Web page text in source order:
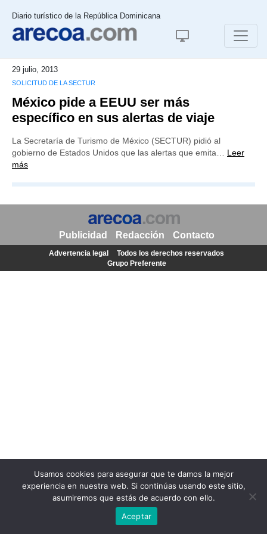
Diario turístico de la República Dominicana
29 julio, 2013
SOLICITUD DE LA SECTUR
México pide a EEUU ser más
específico en sus alertas de viaje
La Secretaría de Turismo de México (SECTUR) pidió al
gobierno de Estados Unidos que las alertas que emita… Leer
más
Usamos cookies para asegurar que te damos la mejor
experiencia en nuestra web. Si continúas usando este sitio,
asumiremos que estás de acuerdo con ello.
Aceptar
Publicidad Redacción Contacto
Advertencia legal
Todos los derechos reservados
Grupo Preferente